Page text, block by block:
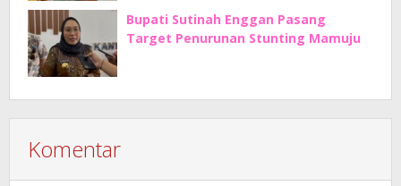
Bupati Sutinah Enggan Pasang
Target Penurunan Stunting Mamuju
Komentar